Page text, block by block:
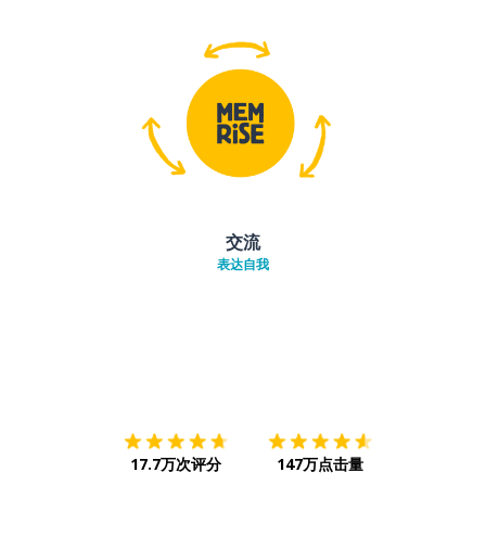
交流
表达自我
17.7万次评分 147万点击量